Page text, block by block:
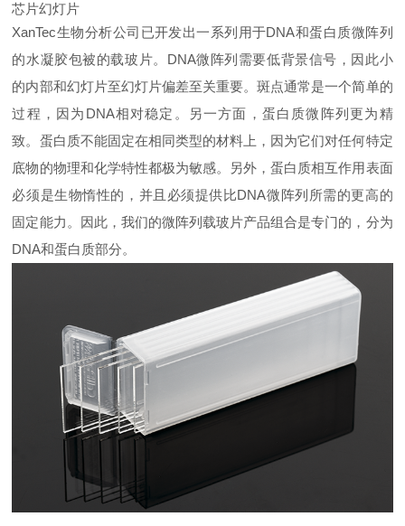
芯片幻灯片
XanTec生物分析公司已开发出一系列用于DNA和蛋白质微阵列
的水凝胶包被的载玻片。DNA微阵列需要低背景信号，因此小
的内部和幻灯片至幻灯片偏差至关重要。斑点通常是一个简单的
过程，因为DNA相对稳定。另一方面，蛋白质微阵列更为精
致。蛋白质不能固定在相同类型的材料上，因为它们对任何特定
底物的物理和化学特性都极为敏感。另外，蛋白质相互作用表面
必须是生物惰性的，并且必须提供比DNA微阵列所需的更高的
固定能力。因此，我们的微阵列载玻片产品组合是专门的，分为
DNA和蛋白质部分。